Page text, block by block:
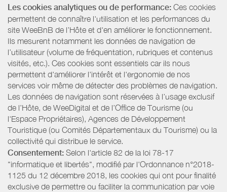
Les cookies analytiques ou de performance: Ces cookies
permettent de connaître l'utilisation et les performances du
site WeeBnB de l’Hôte et d'en améliorer le fonctionnement.
Ils mesurent notamment les données de navigation de
l’utilisateur (volume de fréquentation, rubriques et contenus
visités, etc.). Ces cookies sont essentiels car ils nous
permettent d'améliorer l'intérêt et l'ergonomie de nos
services voir même de détecter des problèmes de navigation.
Les données de navigation sont réservées à l’usage exclusif
de l’Hôte, de WeeDigital et de l’Office de Tourisme (ou
l'Espace Propriétaires), Agences de Développement
Touristique (ou Comités Départementaux du Tourisme) ou la
collectivité qui distribue le service.
Consentement: Selon l'article 82 de la loi 78-17
"informatique et libertés", modifié par l'Ordonnance n°2018-
1125 du 12 décembre 2018, les cookies qui ont pour finalité
exclusive de permettre ou faciliter la communication par voie